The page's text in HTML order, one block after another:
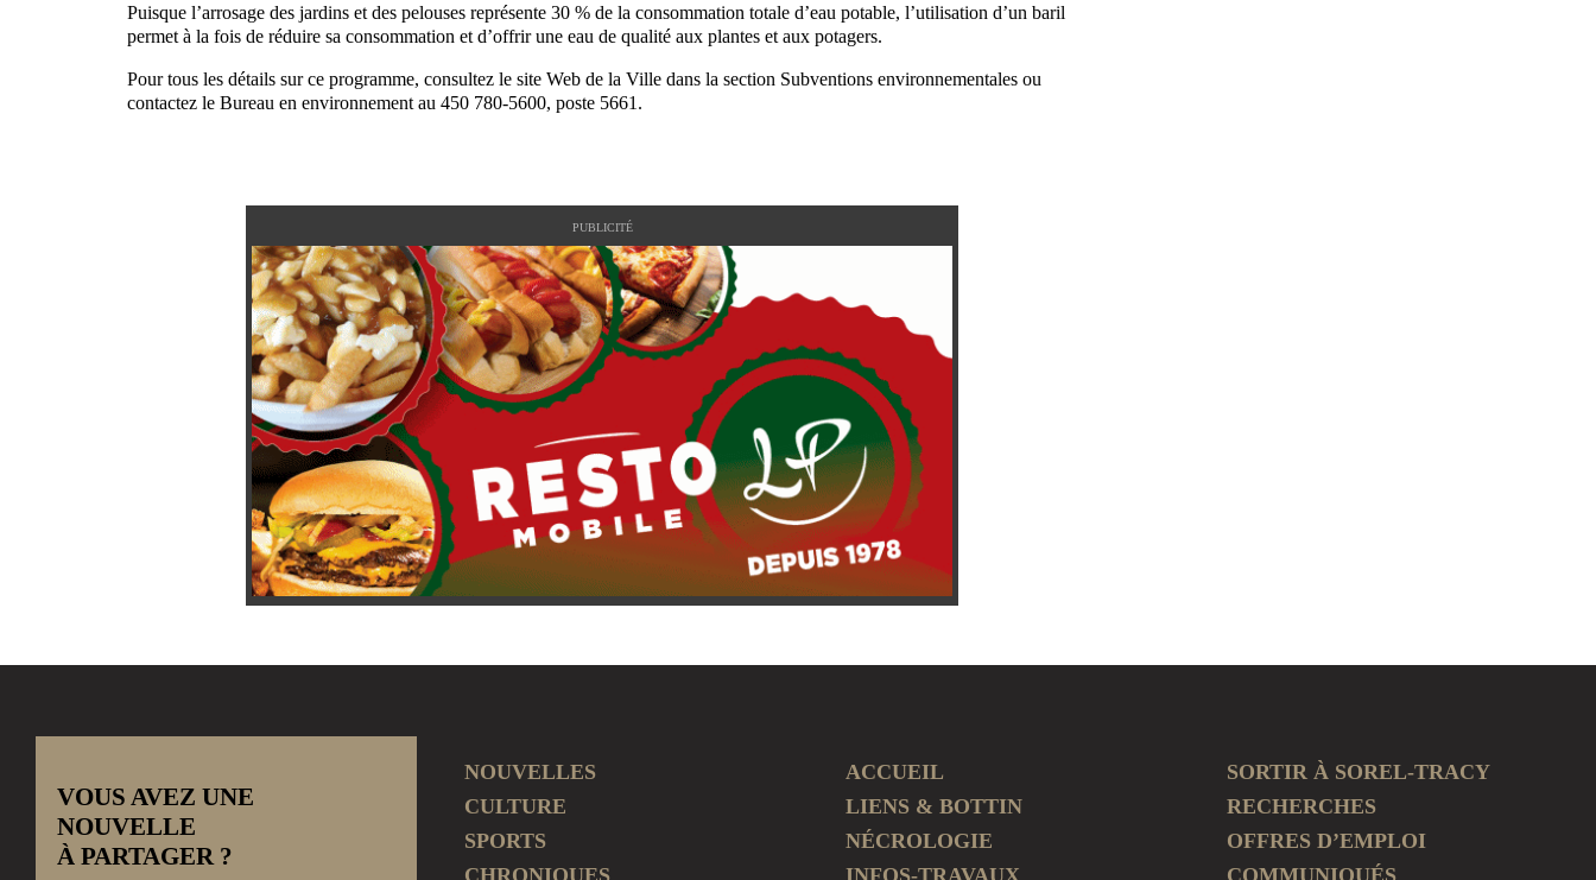
Puisque l’arrosage des jardins et des pelouses représente 30 % de la consommation totale d’eau potable, l’utilisation d’un baril
permet à la fois de réduire sa consommation et d’offrir une eau de qualité aux plantes et aux potagers.
Pour tous les détails sur ce programme, consultez le site Web de la Ville dans la section Subventions environnementales ou
contactez le Bureau en environnement au 450 780-5600, poste 5661.
PUBLICITÉ
VOUS AVEZ UNE
NOUVELLE
À PARTAGER ?
NOUVELLES
CULTURE
SPORTS
CHRONIQUES
ACCUEIL
LIENS & BOTTIN
NÉCROLOGIE
INFOS-TRAVAUX
SORTIR À SOREL-TRACY
RECHERCHES
OFFRES D’EMPLOI
COMMUNIQUÉS